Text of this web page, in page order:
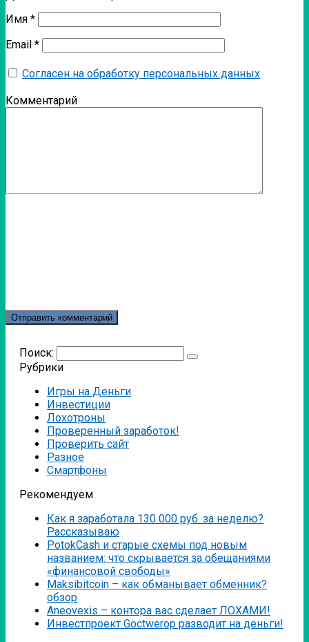
Имя *
Email *
Согласен на обработку персональных данных
Комментарий
Поиск:
Рубрики
Игры на Деньги
Инвестиции
Лохотроны
Проверенный заработок!
Проверить сайт
Разное
Смартфоны
Рекомендуем
Как я заработала 130 000 руб. за неделю?
Рассказываю
PotokCash и старые схемы под новым
названием: что скрывается за обещаниями
«финансовой свободы»
Мaksibitcoin – как обманывает обменник?
обзор
Аneovexis – контора вас сделает ЛОХАМИ!
Инвестпроект Goctwerop разводит на деньги!